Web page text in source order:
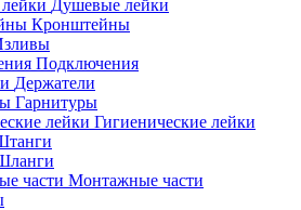
Душевые лейки
Кронштейны
Подключения
Держатели
Гарнитуры
Гигиенические лейки
Монтажные части